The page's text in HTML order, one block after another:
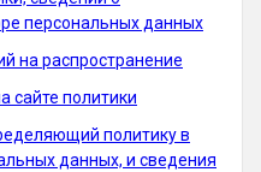
персональных данных
на распространение
сайте политики
политику в
данных, и сведения